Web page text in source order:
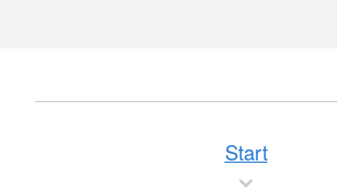
Start